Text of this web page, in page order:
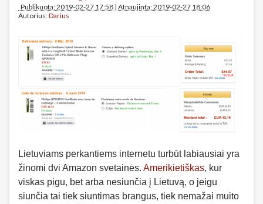
Publikuota: 2019-02-27 17:58 | Atnaujinta: 2019-02-27 18:06
Autorius:Darius
Lietuviams perkantiems internetu turbūt labiausiai yra
žinomi dvi Amazon svetainės. Amerikietiškas, kur
viskas pigu, bet arba nesiunčia į Lietuvą, o jeigu
siunčia tai tiek siuntimas brangus, tiek nemažai muito